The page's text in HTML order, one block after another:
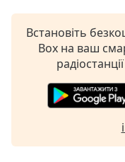
Встановіть
Box на ваш